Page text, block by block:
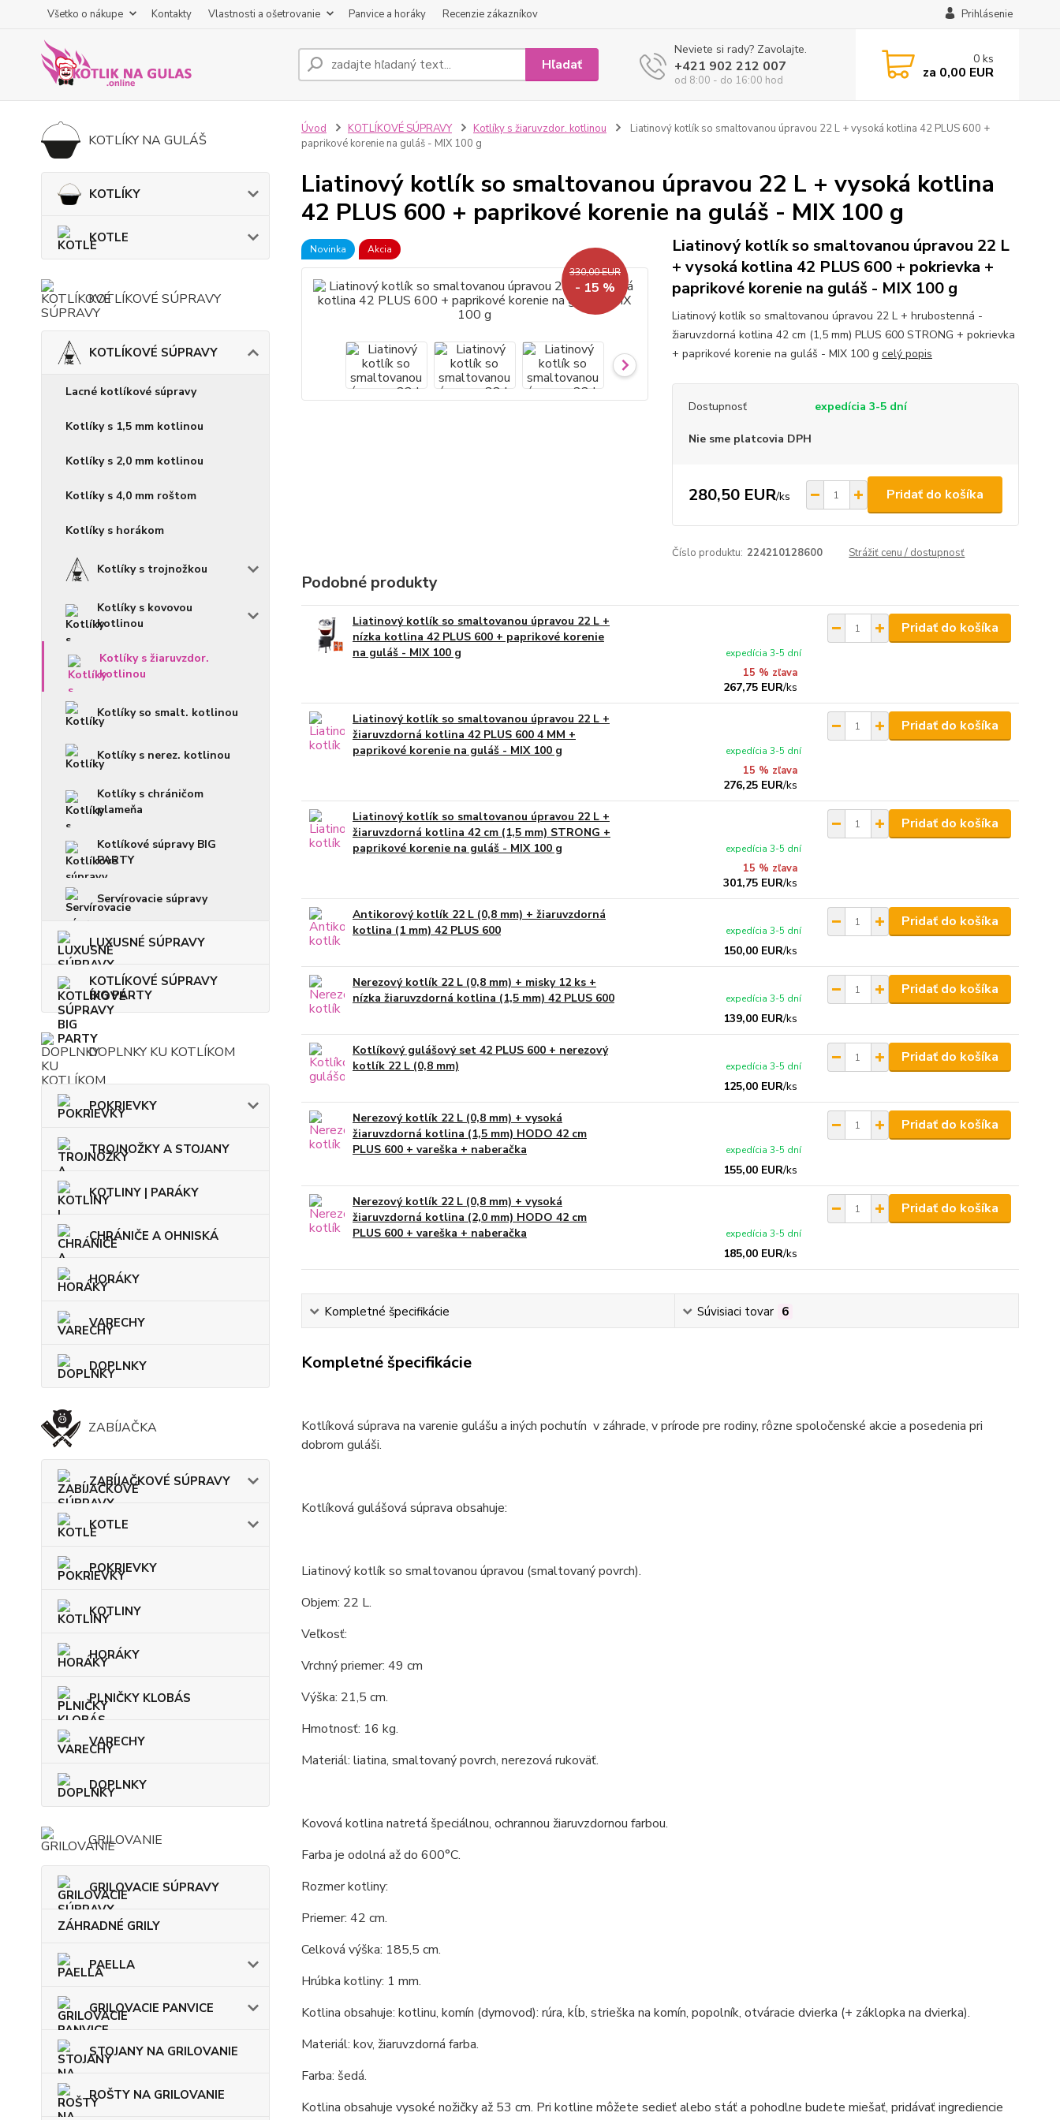
Všetko o nákupe Kontakty Vlastnosti a ošetrovanie Panvice a horáky Recenzie zákazníkov Prihlásenie
Hľadať
Neviete si rady? Zavolajte.
+421 902 212 007
od 8:00 - do 16:00 hod
0 ks
za 0,00 EUR
KOTLÍKY NA GULÁŠ
KOTLÍKY
KOTLE
KOTLÍKOVÉ SÚPRAVY
KOTLÍKOVÉ SÚPRAVY
Lacné kotlíkové súpravy
Kotlíky s 1,5 mm kotlinou
Kotlíky s 2,0 mm kotlinou
Kotlíky s 4,0 mm roštom
Kotlíky s horákom
Kotlíky s trojnožkou
Kotlíky s kovovou
kotlinou
Kotlíky s žiaruvzdor.
kotlinou
Kotlíky so smalt. kotlinou
Kotlíky s nerez. kotlinou
Kotlíky s chráničom
plameňa
Kotlíkové súpravy BIG
PARTY
Servírovacie súpravy
LUXUSNÉ SÚPRAVY
KOTLÍKOVÉ SÚPRAVY
BIG PARTY
DOPLNKY KU KOTLÍKOM
POKRIEVKY
TROJNOŽKY A STOJANY
KOTLINY | PARÁKY
CHRÁNIČE A OHNISKÁ
HORÁKY
VARECHY
DOPLNKY
ZABÍJAČKA
ZABÍJAČKOVÉ SÚPRAVY
KOTLE
POKRIEVKY
KOTLINY
HORÁKY
PLNIČKY KLOBÁS
VARECHY
DOPLNKY
GRILOVANIE
GRILOVACIE SÚPRAVY
ZÁHRADNÉ GRILY
PAELLA
GRILOVACIE PANVICE
STOJANY NA GRILOVANIE
ROŠTY NA GRILOVANIE
Úvod KOTLÍKOVÉ SÚPRAVY Kotlíky s žiaruvzdor. kotlinou
Liatinový kotlík so smaltovanou úpravou 22 L + vysoká kotlina 42 PLUS 600 +
paprikové korenie na guláš - MIX 100 g
Liatinový kotlík so smaltovanou úpravou 22 L + vysoká kotlina
42 PLUS 600 + paprikové korenie na guláš - MIX 100 g
Novinka
Akcia
330,00 EUR
- 15 %
Liatinový kotlík so smaltovanou úpravou 22 L
+ vysoká kotlina 42 PLUS 600 + pokrievka +
paprikové korenie na guláš - MIX 100 g
Liatinový kotlík so smaltovanou úpravou 22 L + hrubostenná -
žiaruvzdorná kotlina 42 cm (1,5 mm) PLUS 600 STRONG + pokrievka
+ paprikové korenie na guláš - MIX 100 g celý popis
Dostupnosť expedícia 3-5 dní
Nie sme platcovia DPH
280,50 EUR/ks Pridať do košíka
Číslo produktu: 224210128600 Strážiť cenu / dostupnosť
Podobné produkty
Liatinový kotlík so smaltovanou úpravou 22 L +
nízka kotlina 42 PLUS 600 + paprikové korenie
na guláš - MIX 100 g
15 % zľava
267,75 EUR/ks
expedícia 3-5 dní
Pridať do košíka
Liatinový kotlík so smaltovanou úpravou 22 L +
žiaruvzdorná kotlina 42 PLUS 600 4 MM +
paprikové korenie na guláš - MIX 100 g
15 % zľava
276,25 EUR/ks
expedícia 3-5 dní
Pridať do košíka
Liatinový kotlík so smaltovanou úpravou 22 L +
žiaruvzdorná kotlina 42 cm (1,5 mm) STRONG +
paprikové korenie na guláš - MIX 100 g
15 % zľava
301,75 EUR/ks
expedícia 3-5 dní
Pridať do košíka
Antikorový kotlík 22 L (0,8 mm) + žiaruvzdorná
kotlina (1 mm) 42 PLUS 600
150,00 EUR/ks
expedícia 3-5 dní
Pridať do košíka
Nerezový kotlík 22 L (0,8 mm) + misky 12 ks +
nízka žiaruvzdorná kotlina (1,5 mm) 42 PLUS 600
139,00 EUR/ks
expedícia 3-5 dní
Pridať do košíka
Kotlíkový gulášový set 42 PLUS 600 + nerezový
kotlík 22 L (0,8 mm)
125,00 EUR/ks
expedícia 3-5 dní
Pridať do košíka
Nerezový kotlík 22 L (0,8 mm) + vysoká
žiaruvzdorná kotlina (1,5 mm) HODO 42 cm
PLUS 600 + vareška + naberačka
155,00 EUR/ks
expedícia 3-5 dní
Pridať do košíka
Nerezový kotlík 22 L (0,8 mm) + vysoká
žiaruvzdorná kotlina (2,0 mm) HODO 42 cm
PLUS 600 + vareška + naberačka
185,00 EUR/ks
expedícia 3-5 dní
Pridať do košíka
Kompletné špecifikácie Súvisiaci tovar 6
Kompletné špecifikácie
Kotlíková súprava na varenie gulášu a iných pochutín v záhrade, v prírode pre rodiny, rôzne spoločenské akcie a posedenia pri
dobrom guláši.
Kotlíková gulášová súprava obsahuje:
Liatinový kotlík so smaltovanou úpravou (smaltovaný povrch).
Objem: 22 L.
Veľkosť:
Vrchný priemer: 49 cm
Výška: 21,5 cm.
Hmotnosť: 16 kg.
Materiál: liatina, smaltovaný povrch, nerezová rukoväť.
Kovová kotlina natretá špeciálnou, ochrannou žiaruvzdornou farbou.
Farba je odolná až do 600°C.
Rozmer kotliny:
Priemer: 42 cm.
Celková výška: 185,5 cm.
Hrúbka kotliny: 1 mm.
Kotlina obsahuje: kotlinu, komín (dymovod): rúra, kĺb, strieška na komín, popolník, otváracie dvierka (+ záklopka na dvierka).
Materiál: kov, žiaruvzdorná farba.
Farba: šedá.
Kotlina obsahuje vysoké nožičky až 53 cm. Pri kotline môžete sedieť alebo stáť a pohodlne budete miešať, pridávať ingrediencie